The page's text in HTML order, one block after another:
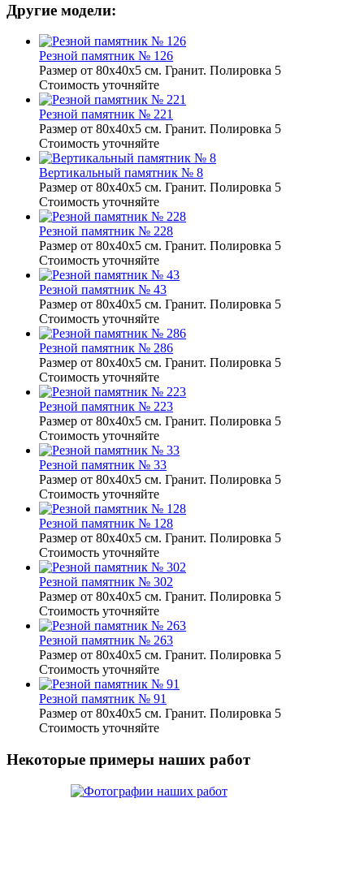
Другие модели:
Резной памятник № 126
Размер от 80х40х5 см. Гранит. Полировка 5
Стоимость уточняйте
Резной памятник № 221
Размер от 80х40х5 см. Гранит. Полировка 5
Стоимость уточняйте
Вертикальный памятник № 8
Размер от 80х40х5 см. Гранит. Полировка 5
Стоимость уточняйте
Резной памятник № 228
Размер от 80х40х5 см. Гранит. Полировка 5
Стоимость уточняйте
Резной памятник № 43
Размер от 80х40х5 см. Гранит. Полировка 5
Стоимость уточняйте
Резной памятник № 286
Размер от 80х40х5 см. Гранит. Полировка 5
Стоимость уточняйте
Резной памятник № 223
Размер от 80х40х5 см. Гранит. Полировка 5
Стоимость уточняйте
Резной памятник № 33
Размер от 80х40х5 см. Гранит. Полировка 5
Стоимость уточняйте
Резной памятник № 128
Размер от 80х40х5 см. Гранит. Полировка 5
Стоимость уточняйте
Резной памятник № 302
Размер от 80х40х5 см. Гранит. Полировка 5
Стоимость уточняйте
Резной памятник № 263
Размер от 80х40х5 см. Гранит. Полировка 5
Стоимость уточняйте
Резной памятник № 91
Размер от 80х40х5 см. Гранит. Полировка 5
Стоимость уточняйте
Некоторые примеры наших работ